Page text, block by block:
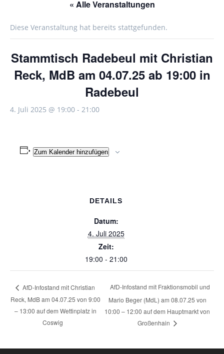
« Alle Veranstaltungen
Diese Veranstaltung hat bereits stattgefunden.
Stammtisch Radebeul mit Christian
Reck, MdB am 04.07.25 ab 19:00 in
Radebeul
4. Juli 2025 @ 19:00 - 21:00
Zum Kalender hinzufügen
DETAILS
Datum:
4. Juli 2025
Zeit:
19:00 - 21:00
AfD-Infostand mit Christian
Reck, MdB am 04.07.25 von 9:00
– 13:00 auf dem Wettinplatz in
Coswig
AfD-Infostand mit Fraktionsmobil und
Mario Beger (MdL) am 08.07.25 von
10:00 – 12:00 auf dem Hauptmarkt von
Großenhain